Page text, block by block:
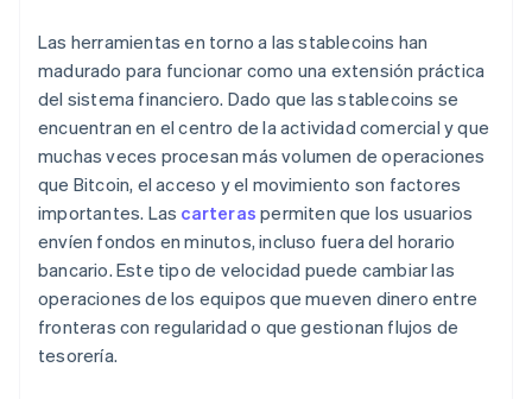
Las herramientas en torno a las stablecoins han
madurado para funcionar como una extensión práctica
del sistema financiero. Dado que las stablecoins se
encuentran en el centro de la actividad comercial y que
muchas veces procesan más volumen de operaciones
que Bitcoin, el acceso y el movimiento son factores
importantes. Las carteras permiten que los usuarios
envíen fondos en minutos, incluso fuera del horario
bancario. Este tipo de velocidad puede cambiar las
operaciones de los equipos que mueven dinero entre
fronteras con regularidad o que gestionan flujos de
tesorería.